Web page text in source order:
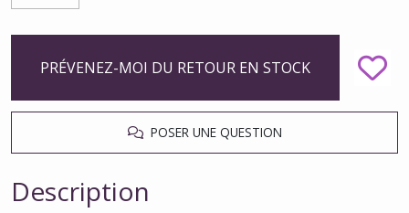
PRÉVENEZ-MOI DU RETOUR EN STOCK
POSER UNE QUESTION
Description